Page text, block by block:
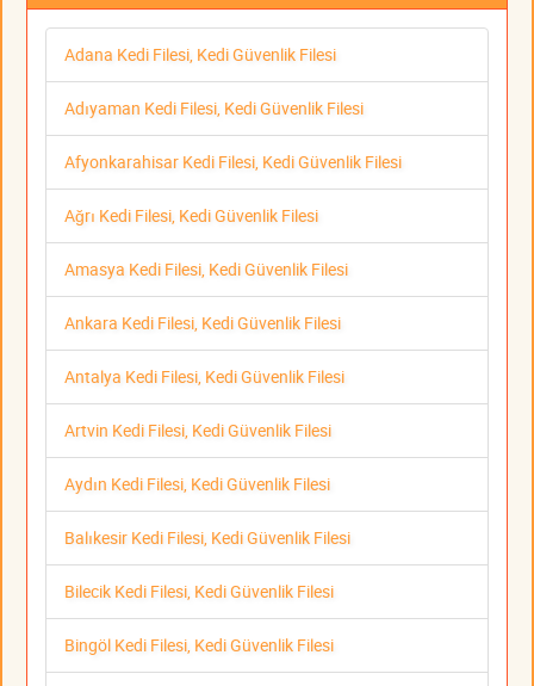
Adana Kedi Filesi, Kedi Güvenlik Filesi
Adıyaman Kedi Filesi, Kedi Güvenlik Filesi
Afyonkarahisar Kedi Filesi, Kedi Güvenlik Filesi
Ağrı Kedi Filesi, Kedi Güvenlik Filesi
Amasya Kedi Filesi, Kedi Güvenlik Filesi
Ankara Kedi Filesi, Kedi Güvenlik Filesi
Antalya Kedi Filesi, Kedi Güvenlik Filesi
Artvin Kedi Filesi, Kedi Güvenlik Filesi
Aydın Kedi Filesi, Kedi Güvenlik Filesi
Balıkesir Kedi Filesi, Kedi Güvenlik Filesi
Bilecik Kedi Filesi, Kedi Güvenlik Filesi
Bingöl Kedi Filesi, Kedi Güvenlik Filesi